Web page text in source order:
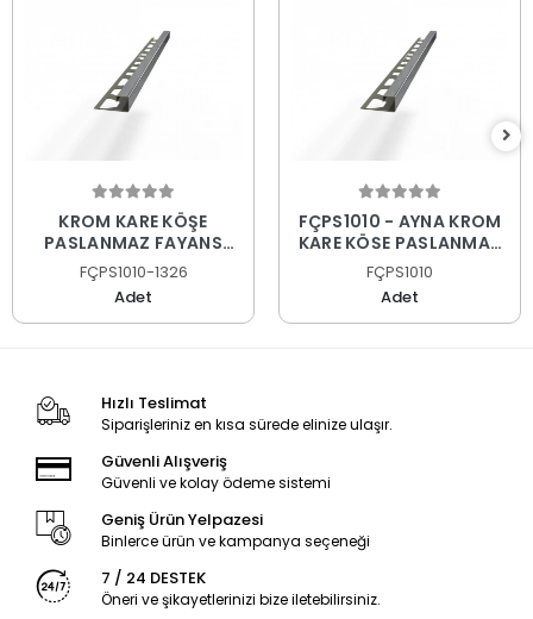
KROM KARE KÖŞE
PASLANMAZ FAYANS
PROFİLİ
FÇPS1010-1326
Adet
FÇPS1010 - AYNA KROM
KARE KÖŞE PASLANMAZ
FAYANS PROFİLİ
FÇPS1010
Adet
Hızlı Teslimat
Siparişleriniz en kısa sürede elinize ulaşır.
Güvenli Alışveriş
Güvenli ve kolay ödeme sistemi
Geniş Ürün Yelpazesi
Binlerce ürün ve kampanya seçeneği
7 / 24 DESTEK
Öneri ve şikayetlerinizi bize iletebilirsiniz.